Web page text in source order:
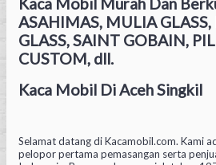
ASAHIMAS, MULIA GLASS,
GLASS, SAINT GOBAIN,
CUSTOM, dll.
Kaca Mobil Di Aceh Singkil
Selamat datang di Kacamobil.com. Kami
pelopor pertama pemasangan serta